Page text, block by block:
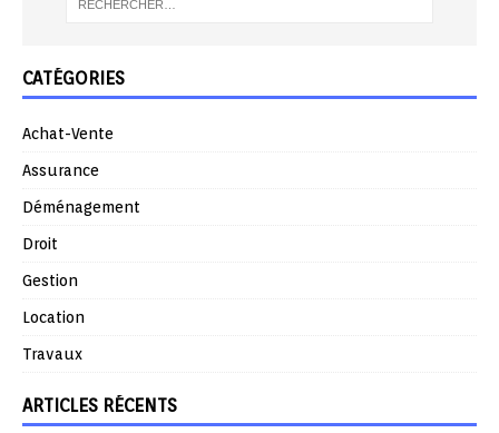
CATÉGORIES
Achat-Vente
Assurance
Déménagement
Droit
Gestion
Location
Travaux
ARTICLES RÉCENTS